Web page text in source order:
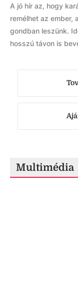
A jó hír az, hogy
remélhet az ember,
gondban leszünk.
hosszú távon is
Multimédia